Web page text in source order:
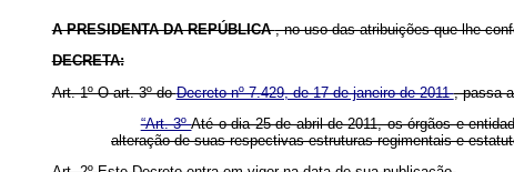
A PRESIDENTA DA REPÚBLICA, no uso das atribuições que lhe
DECRETA:
Art. 1º O art. 3º doDecreto nº 7.429, de 17 de janeiro de 2011, passa
“Art. 3ºAté o dia 25 de abril de 2011, os órgãos e
alteração de suas respectivas estruturas regimentais e